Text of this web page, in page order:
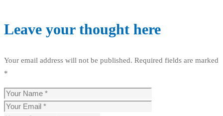
Leave your thought here
Your email address will not be published. Required fields are marked
*